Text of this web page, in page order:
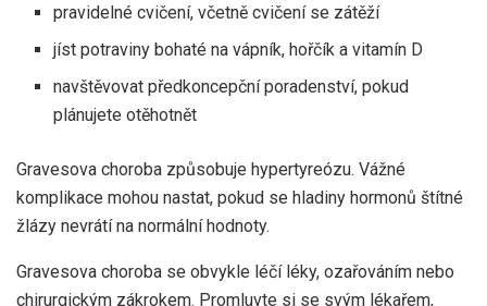
pravidelné cvičení, včetně cvičení se zátěží
jíst potraviny bohaté na vápník, hořčík a vitamín D
navštěvovat předkoncepční poradenství, pokud
plánujete otěhotnět
Gravesova choroba způsobuje hypertyreózu. Vážné
komplikace mohou nastat, pokud se hladiny hormonů štítné
žlázy nevrátí na normální hodnoty.
Gravesova choroba se obvykle léčí léky, ozařováním nebo
chirurgickým zákrokem. Promluvte si se svým lékařem,